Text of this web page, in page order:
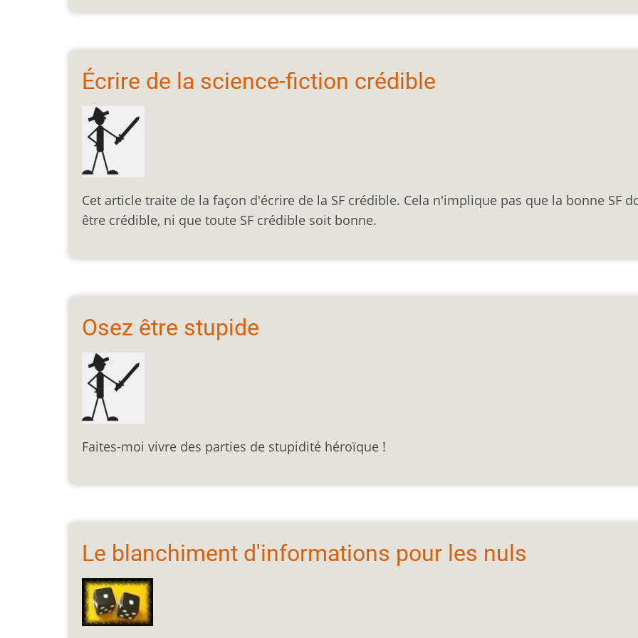
Écrire de la science-fiction crédible
Cet article traite de la façon d'écrire de la SF crédible. Cela n'implique pas que la bonne SF
être crédible, ni que toute SF crédible soit bonne.
Osez être stupide
Faites-moi vivre des parties de stupidité héroïque !
Le blanchiment d'informations pour les nuls